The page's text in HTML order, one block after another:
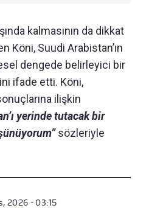
kalmasının da dikkat
Köni, Suudi Arabistan’ın
dengede belirleyici bir
ifade etti. Köni,
ilişkin
yerinde tutacak bir
sözleriyle
2026 - 03:15